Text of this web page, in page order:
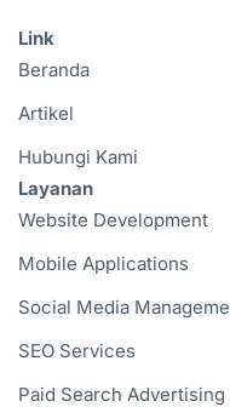
Link
Beranda
Artikel
Hubungi Kami
Layanan
Website Development
Mobile Applications
Social Media
SEO Services
Paid Search Advertising